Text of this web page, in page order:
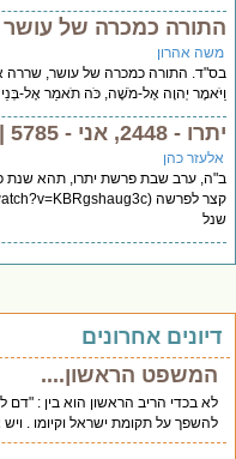
כמכרה של עושר
אהרון
התורה כמכרה של עושר, שררה או
יְהוָה אֶל-מֹשֶׁה, כֹּה תֹאמַר אֶל-בְּנֵי
2448, אני - 5785 | פר..
כהן
ערב שבת פרשת יתרו, תהא שנת
אחרונים
המשפט הראשון....
לא בכדי הריב הראשון הוא בין : "דם
להשפך על תקומת ישראל וקיומו . ויש